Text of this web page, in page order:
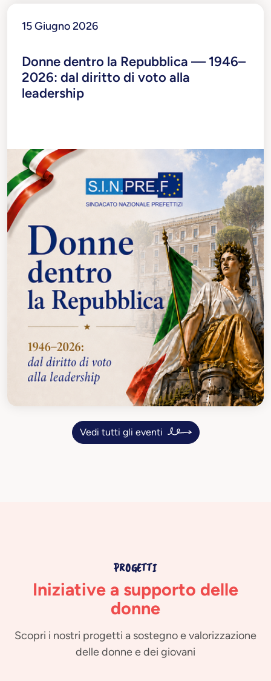
15 Giugno 2026
Donne dentro la Repubblica — 1946–
2026: dal diritto di voto alla
leadership
Vedi tutti gli eventi
PROGETTI
Iniziative a supporto delle
donne
Scopri i nostri progetti a sostegno e valorizzazione
delle donne e dei giovani